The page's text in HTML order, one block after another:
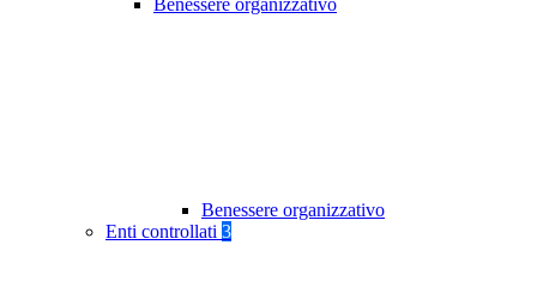
Benessere organizzativo
Benessere organizzativo
Enti controllati 3